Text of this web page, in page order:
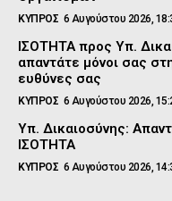
ΚΥΠΡΟΣ 6 Αυγούστου 2026,
ΙΣΟΤΗΤΑ προς Υπ.
απαντάτε μόνοι σας
ευθύνες σας
ΚΥΠΡΟΣ 6 Αυγούστου 2026,
Υπ. Δικαιοσύνης:
ΙΣΟΤΗΤΑ
ΚΥΠΡΟΣ 6 Αυγούστου 2026,